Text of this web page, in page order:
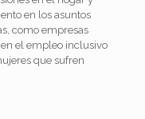
en los asuntos
como empresas
el empleo inclusivo
que sufren